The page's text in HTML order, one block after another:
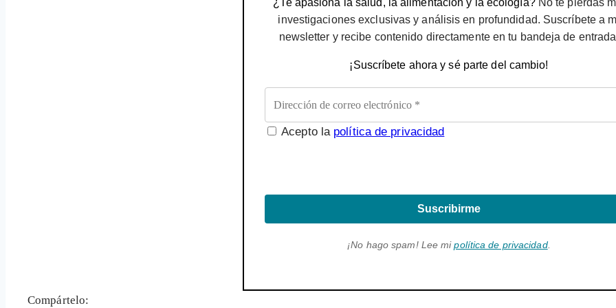
¿Te apasiona la salud, la alimentación y la ecología?No te pierdas
investigaciones exclusivas y análisis en profundidad. Suscríbete a
newsletter y recibe contenido directamente en tu bandeja de
¡Suscríbete ahora y sé parte del cambio!
Acepto la política de privacidad
Suscribirme
¡No hago spam! Lee mipolítica de privacidad.
Compártelo: